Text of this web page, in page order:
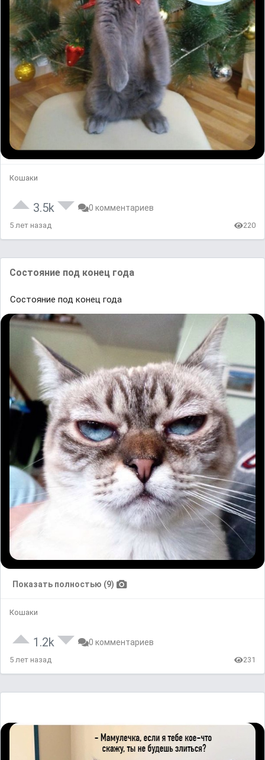
Кошаки
3.5k 0 комментариев
5 лет назад 220
Состояние под конец года
Состояние под конец года
Показать полностью (9)
Кошаки
1.2k 0 комментариев
5 лет назад 231